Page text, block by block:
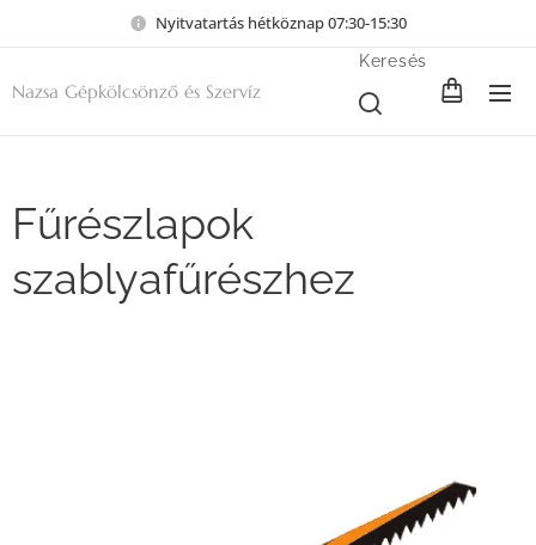
Nyitvatartás hétköznap 07:30-15:30
Nazsa Gépkölcsönző és Szervíz
Keresés
Fűrészlapok
szablyafűrészhez